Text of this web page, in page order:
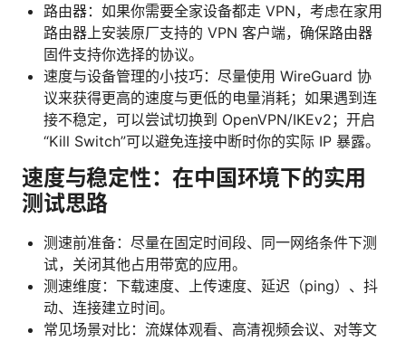
路由器：如果你需要全家设备都走 VPN，考虑在家用
路由器上安装原厂支持的 VPN 客户端，确保路由器
固件支持你选择的协议。
速度与设备管理的小技巧：尽量使用 WireGuard 协
议来获得更高的速度与更低的电量消耗；如果遇到连
接不稳定，可以尝试切换到 OpenVPN/IKEv2；开启
“Kill Switch”可以避免连接中断时你的实际 IP 暴露。
速度与稳定性：在中国环境下的实用
测试思路
测速前准备：尽量在固定时间段、同一网络条件下测
试，关闭其他占用带宽的应用。
测速维度：下载速度、上传速度、延迟（ping）、抖
动、连接建立时间。
常见场景对比：流媒体观看、高清视频会议、对等文